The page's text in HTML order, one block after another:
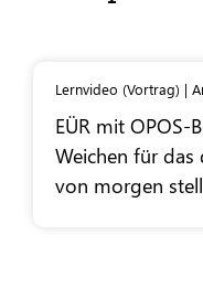
Lernvideo (Vortrag) |
EÜR mit
Weichen für das
von morgen